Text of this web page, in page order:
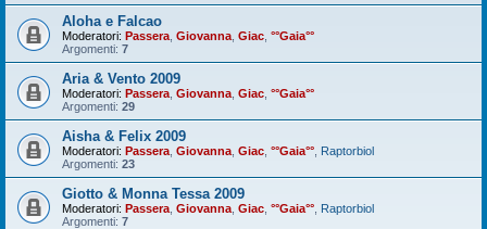
Aloha e Falcao
Moderatori: Passera Giovanna Giac °°Gaia°°
Argomenti: 7
Aria & Vento 2009
Moderatori: Passera Giovanna Giac °°Gaia°°
Argomenti: 29
Aisha & Felix 2009
Moderatori: Passera Giovanna Giac °°Gaia°° Raptorbiol
Argomenti: 23
Giotto & Monna Tessa 2009
Moderatori: Passera Giovanna Giac °°Gaia°° Raptorbiol
Argomenti: 7